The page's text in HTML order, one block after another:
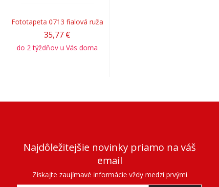
Fototapeta 0713 fialová ruža
35,77 €
do 2 týždňov u Vás doma
Najdôležitejšie novinky priamo na váš
email
Získajte zaujímavé informácie vždy medzi prvými